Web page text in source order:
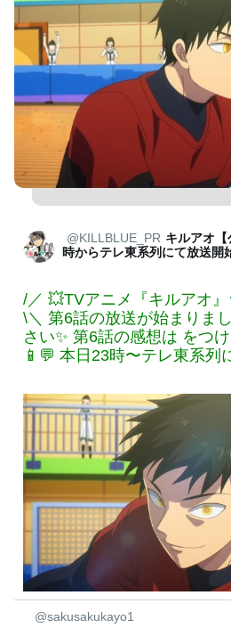
@KILLBLUE_PR キルアオ
時からテレ東系列にて放送開
/／ 💥TVアニメ『キルアオ
\＼ 第6話の放送が始まりま
さい✨ 第6話の感想は をつ
📱💬 本日23時〜テレ東系列
@sakusakukayo1